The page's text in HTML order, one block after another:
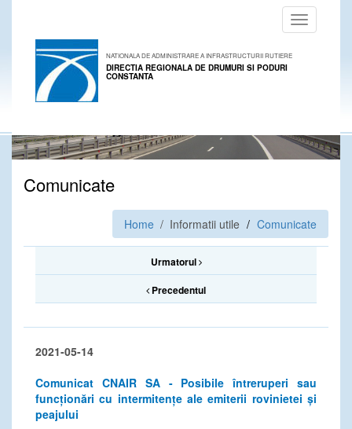
Toggle
navigation
NATIONALA DE ADMINISTRARE A INFRASTRUCTURII RUTIERE
DIRECTIA REGIONALA DE DRUMURI SI PODURI
CONSTANTA
Comunicate
Home / Informatii utile Comunicate
Urmatorul
Precedentul
2021-05-14
Comunicat CNAIR SA - Posibile întreruperi sau
funcționări cu intermitențe ale emiterii rovinietei și
peajului